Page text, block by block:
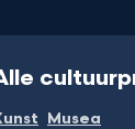
Musea